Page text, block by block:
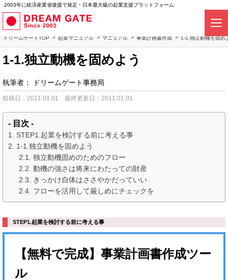
2003年に経済産業省後援で発足・日本最大級の起業支援プラットフォーム
ドリームゲートTOP 起業マニュアル マニュアル 事業計画書作成 1-1.独立動機を固め
1-1.独立動機を固めよう
執筆者： ドリームゲート事務局
投稿日：2011.01.01 最終更新日：2011.01.01
- 目次 -
STEP1.起業を検討する前に考える事
1-1.独立動機を固めよう
独立動機固めのためのフロー
動機の強さは将来にわたっての財産
きっかけ自体はささやかだっていい
フローを活用して厳しめにチェックを
STEP1.起業を検討する前に考える事
【無料で完成】事業計画書作成ツー
ル